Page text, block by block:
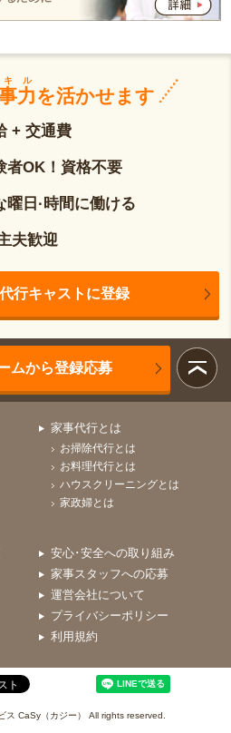
力
ル
を活かせます
+ 交通費
者OK！資格不要
曜日·時間に働ける
夫歓迎
行キャストに登録
ムから登録応募
家事代行とは
お掃除代行とは
お料理代行とは
ハウスクリーニングとは
家政婦とは
安心･安全への取り組み
家事スタッフへの応募
運営会社について
プライバシーポリシー
利用規約
ス CaSy（カジー） All rights reserved.